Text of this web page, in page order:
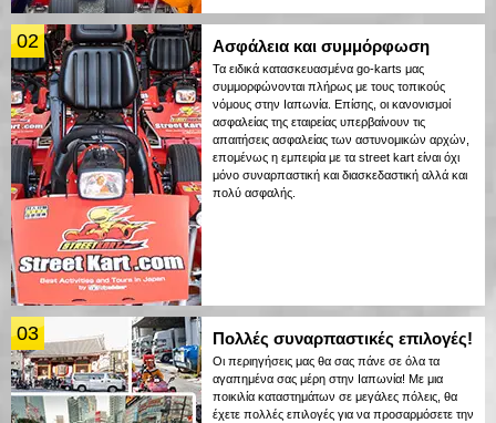
02 Ασφάλεια και συμμόρφωση
Τα ειδικά κατασκευασμένα go-karts μας
συμμορφώνονται πλήρως με τους τοπικούς
νόμους στην Ιαπωνία. Επίσης, οι κανονισμοί
ασφαλείας της εταιρείας υπερβαίνουν τις
απαιτήσεις ασφαλείας των αστυνομικών αρχών,
επομένως η εμπειρία με τα street kart είναι όχι
μόνο συναρπαστική και διασκεδαστική αλλά και
πολύ ασφαλής.
03 Πολλές συναρπαστικές επιλογές!
Οι περιηγήσεις μας θα σας πάνε σε όλα τα
αγαπημένα σας μέρη στην Ιαπωνία! Με μια
ποικιλία καταστημάτων σε μεγάλες πόλεις, θα
έχετε πολλές επιλογές για να προσαρμόσετε την